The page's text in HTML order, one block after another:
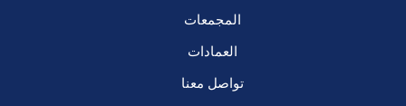
المجمعات
العمادات
تواصل معنا